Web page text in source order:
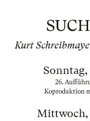
Kurt
Sonntag,
26.
Koproduktion
Mittwoch,